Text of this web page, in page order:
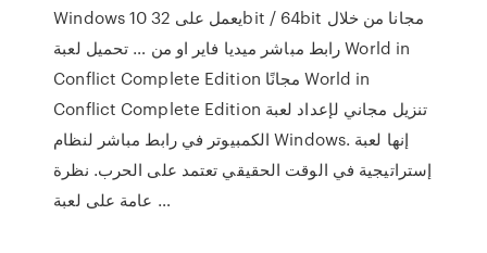
Windows 10 يعمل على 32bit / 64bit مجانا من خلال
رابط مباشر ميديا فاير او من … تحميل لعبة World in
Conflict Complete Edition مجانًا World in
Conflict Complete Edition تنزيل مجاني لإعداد لعبة
الكمبيوتر في رابط مباشر لنظام Windows. إنها لعبة
إستراتيجية في الوقت الحقيقي تعتمد على الحرب. نظرة
عامة على لعبة …